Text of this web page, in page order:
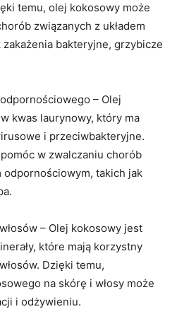
temu, olej kokosowy może
związanych z układem
bakteryjne, grzybicze
– Olej
kwas laurynowy, który ma
i przeciwbakteryjne.
w zwalczaniu chorób
odpornościowym, takich jak
– Olej kokosowy jest
które mają korzystny
Dzięki temu,
na skórę i włosy może
i odżywieniu.